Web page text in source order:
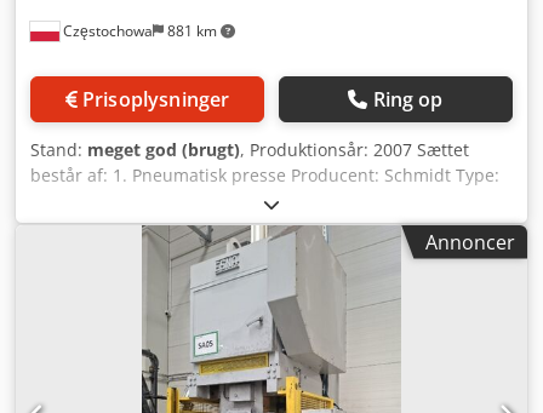
tilstand og det medfølgende udstyr kan ses på billederne.
finansieringsløsning til dit projekt.” komplett-
konzept.leasingo.de Yderligere presser og industrielle
Dwjdpfoznkvpsx Acqoa PD
Częstochowa 881 km
Prisoplysninger Ring op
Stand: meget god (brugt), Produktionsår: 2007 Sættet
består af: 1. Pneumatisk presse Producent: Schmidt Type:
24 Pressekraft: 9 kN Tohåndsbetjening (to-hånds
udløsning) 2. Båndføring til prægning / embossing
Producent: SAEP Type: HSG 3. Styresystem Producent:
Siemens Type: Simatic Panel 4. Ekstraudstyr Dedox Eiuxjpfx
Acqswa Forstørrelseslampe Arbejdsbord Ergonomisk
arbejdsstol med sikkerhedsudstyr
Annoncer